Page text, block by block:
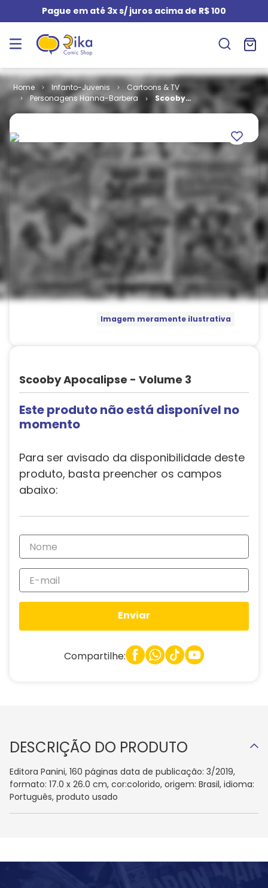
Pague em até 3x s/ juros acima de R$ 100
Infanto-Juvenis
Cartoons & TV
Personagens Hanna-Barbera
Scooby
Apocalipse -
Imagem meramente ilustrativa
Scooby Apocalipse - Volume 3
Este produto não está disponível no
momento
Para ser avisado da disponibilidade deste
produto, basta preencher os campos
abaixo:
Enviar
Compartilhe:
DESCRIÇÃO DO PRODUTO
Editora Panini, 160 páginas data de publicação: 3/2019,
formato: 17.0 x 26.0 cm, cor:colorido, origem: Brasil, idioma:
Português, produto usado